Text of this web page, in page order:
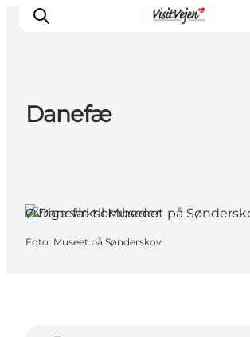
Se og oplev
Byer
Events
Danefæ
Øvrige virksomheder
Foto: Museet på Sønderskov